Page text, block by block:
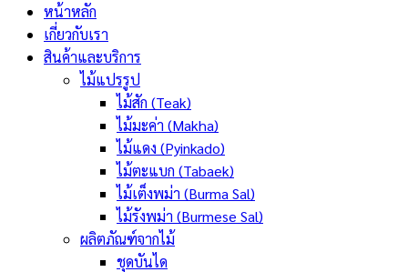
หน้าหลัก
เกี่ยวกับเรา
สินค้าและบริการ
ไม้แปรรูป
ไม้สัก (Teak)
ไม้มะค่า (Makha)
ไม้แดง (Pyinkado)
ไม้ตะแบก (Tabaek)
ไม้เต็งพม่า (Burma Sal)
ไม้รังพม่า (Burmese Sal)
ผลิตภัณฑ์จากไม้
ชุดบันได